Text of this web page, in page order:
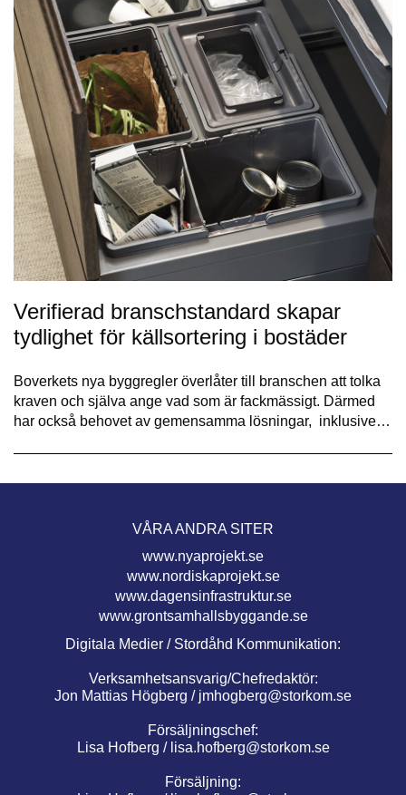
Verifierad branschstandard skapar
tydlighet för källsortering i bostäder
Boverkets nya byggregler överlåter till branschen att tolka
kraven och själva ange vad som är fackmässigt. Därmed
har också behovet av gemensamma lösningar, inklusive…
VÅRA ANDRA SITER
www.nyaprojekt.se
www.nordiskaprojekt.se
www.dagensinfrastruktur.se
www.grontsamhallsbyggande.se
Digitala Medier / Stordåhd Kommunikation:
Verksamhetsansvarig/Chefredaktör:
Jon Mattias Högberg / jmhogberg@storkom.se
Försäljningschef:
Lisa Hofberg / lisa.hofberg@storkom.se
Försäljning: